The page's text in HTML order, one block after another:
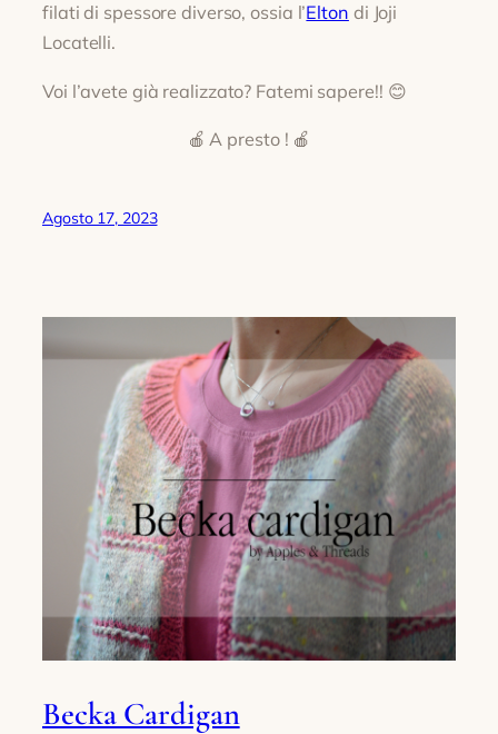
filati di spessore diverso, ossia l’Elton di Joji
Locatelli.
Voi l’avete già realizzato? Fatemi sapere!! 😊
🍎 A presto ! 🍎
Agosto 17, 2023
Becka Cardigan